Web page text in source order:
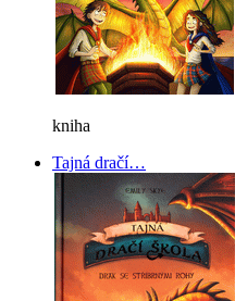
kniha
Tajná dračí…